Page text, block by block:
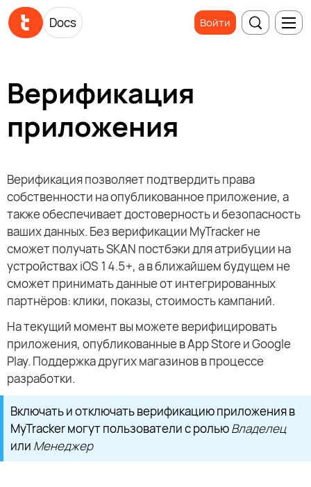
Docs Войти
Верификация
приложения
Верификация позволяет подтвердить права
собственности на опубликованное приложение, а
также обеспечивает достоверность и безопасность
ваших данных. Без верификации MyTracker не
сможет получать SKAN постбэки для атрибуции на
устройствах iOS 14.5+, а в ближайшем будущем не
сможет принимать данные от интегрированных
партнёров: клики, показы, стоимость кампаний.
На текущий момент вы можете верифицировать
приложения, опубликованные в App Store и Google
Play. Поддержка других магазинов в процессе
разработки.
Включать и отключать верификацию приложения в
MyTracker могут пользователи с рольюВладелец
или Менеджер